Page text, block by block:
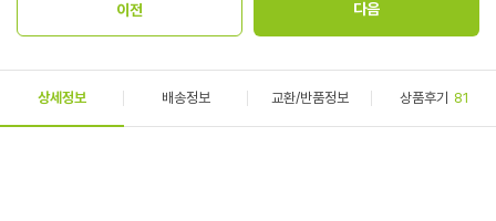
상세정보 배송정보 교환/반품정보 상품후기 81